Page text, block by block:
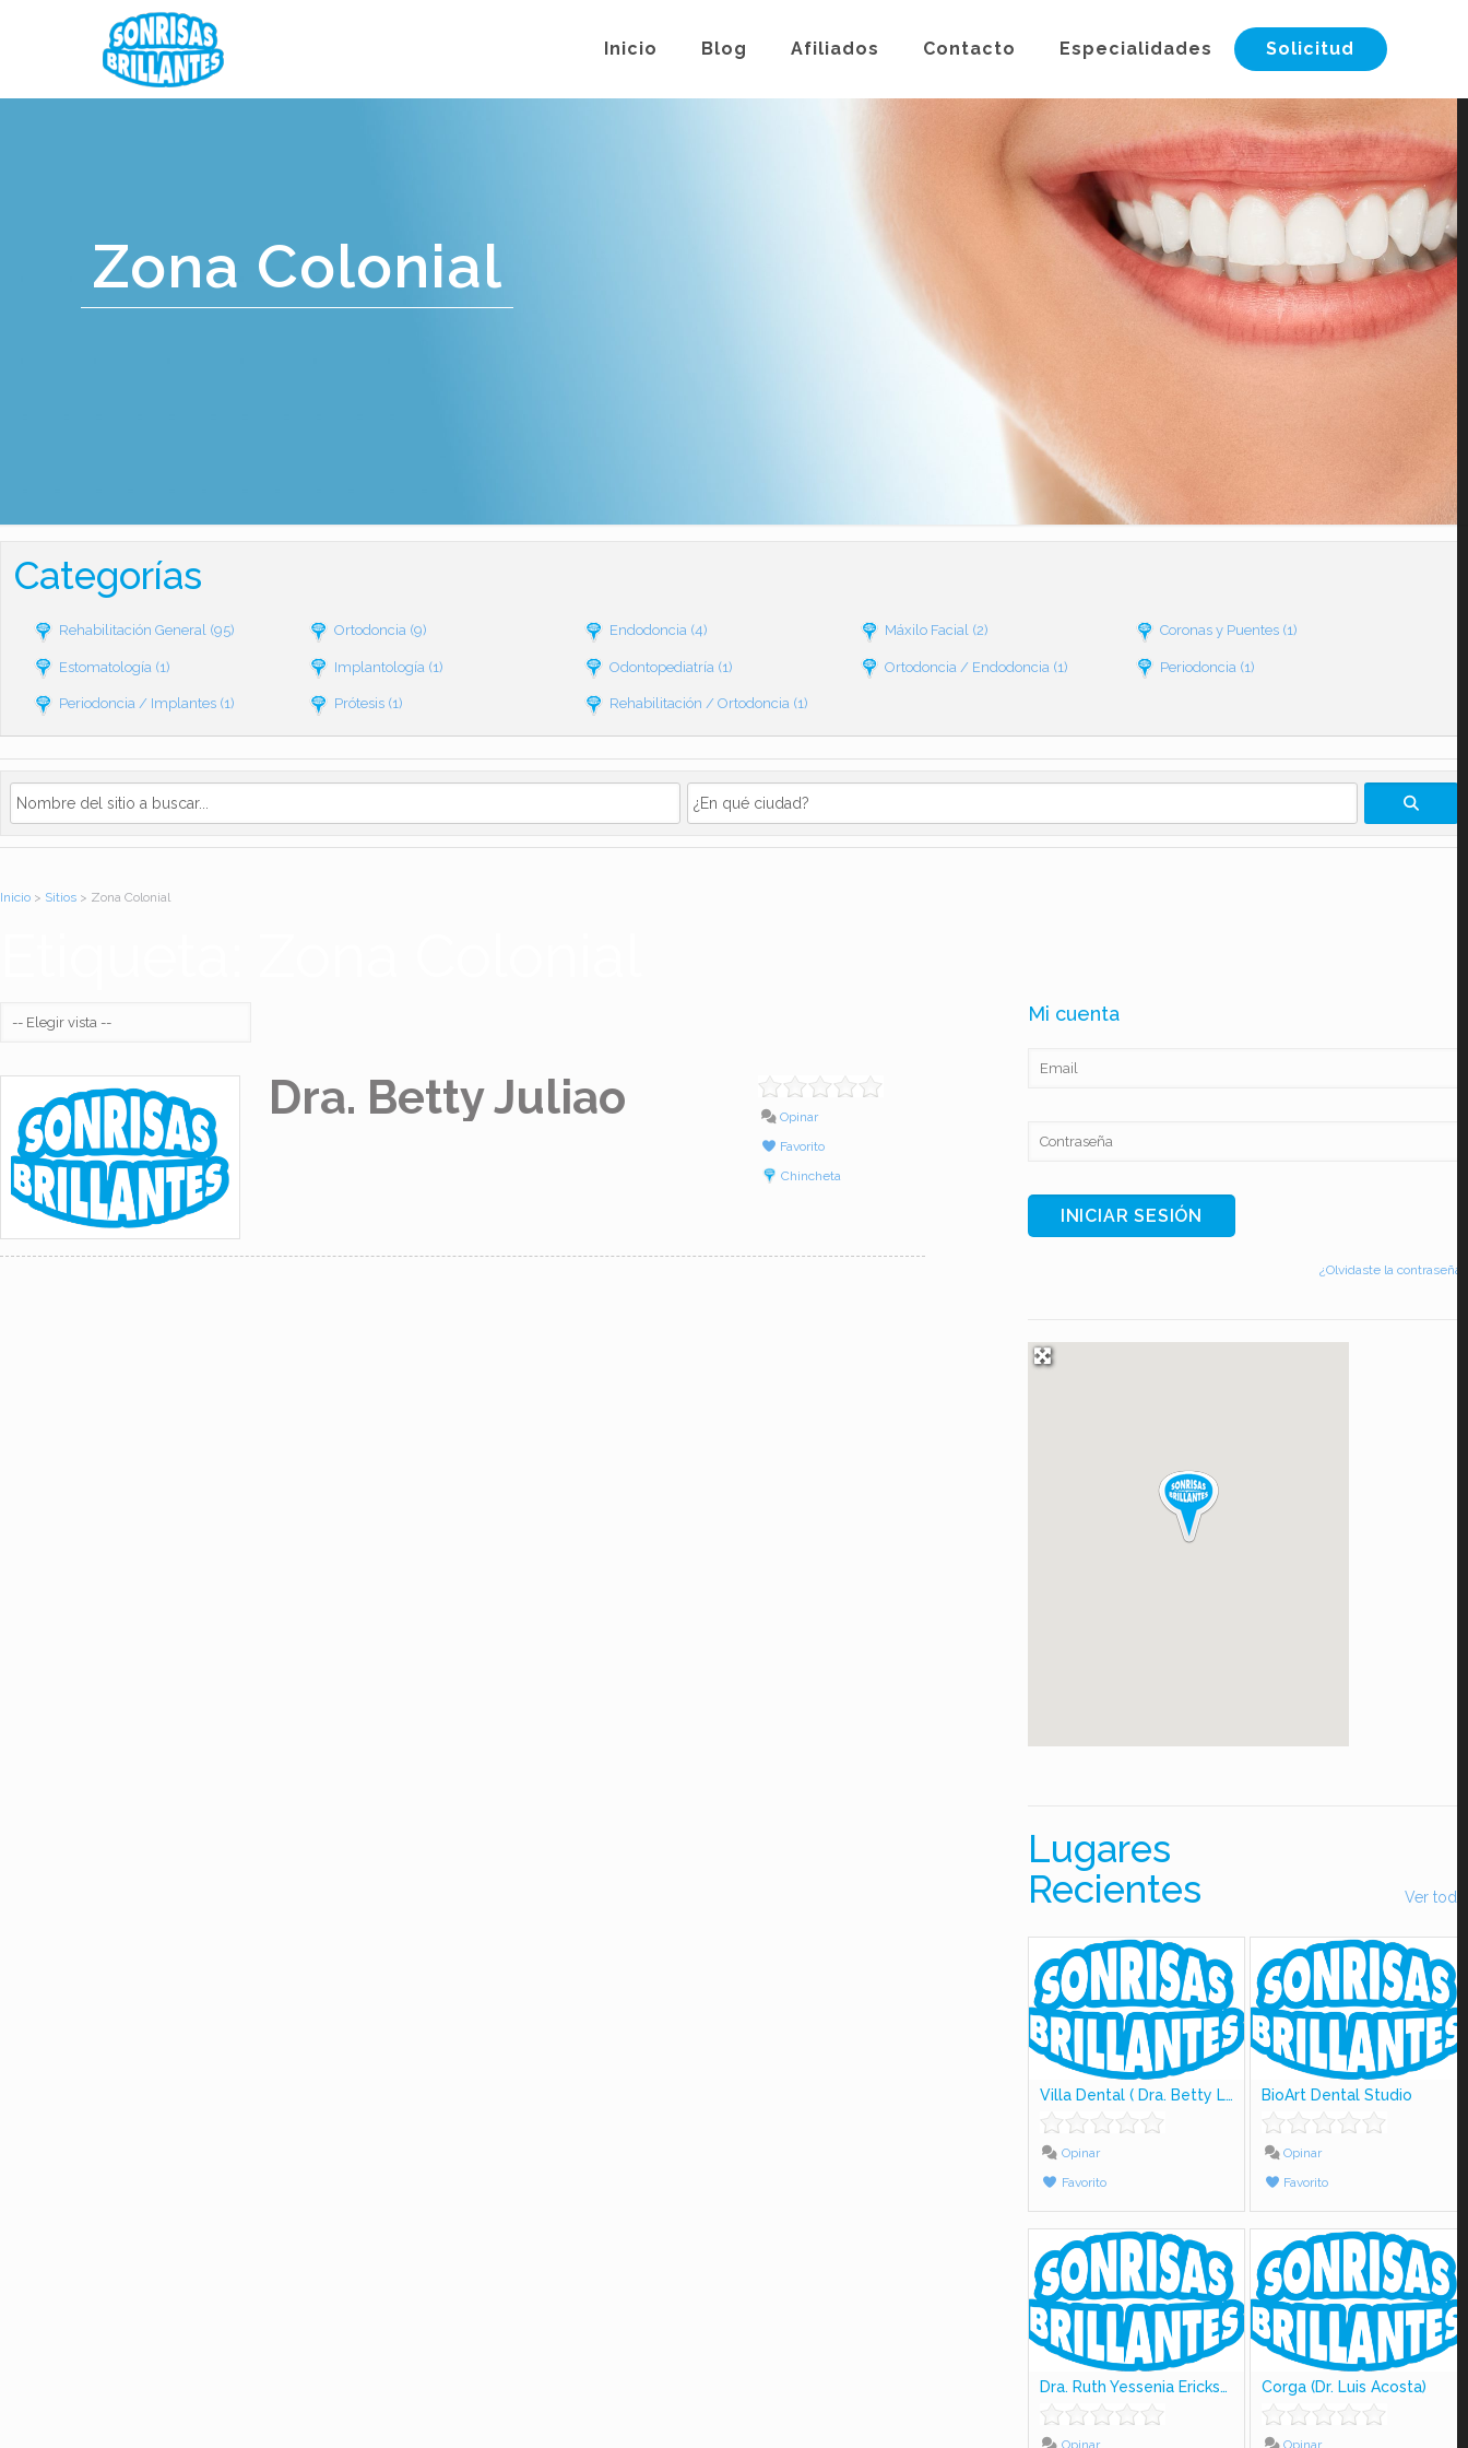
Inicio Blog Afiliados Contacto Especialidades Solicitud
Zona Colonial
Categorías
Rehabilitación General (95) Ortodoncia (9) Endodoncia (4) Máxilo Facial (2) Coronas y Puentes (1)
Estomatología (1) Implantología (1) Odontopediatría (1) Ortodoncia / Endodoncia (1) Periodoncia (1)
Periodoncia / Implantes (1) Prótesis (1) Rehabilitación / Ortodoncia (1)
Inicio > Sitios > Zona Colonial
Dra. Betty Juliao
Opinar
Favorito
Chincheta
Mi cuenta
¿Olvidaste la contraseña?
Lugares
Recientes
Ver todo
Villa Dental ( Dra. Betty Lujiao)
Opinar
Favorito
BioArt Dental Studio
Opinar
Favorito
Dra. Ruth Yessenia Ericksson
Opinar
Corga (Dr. Luis Acosta)
Opinar